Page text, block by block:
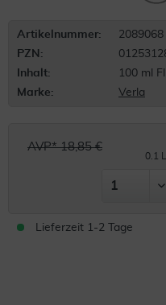
Artikelnummer:
2089068
PZN:
Inhalt:
100 ml
Marke:
Verla
AVP* 18,85 €
0.1
Lieferzeit 1-2 Tage